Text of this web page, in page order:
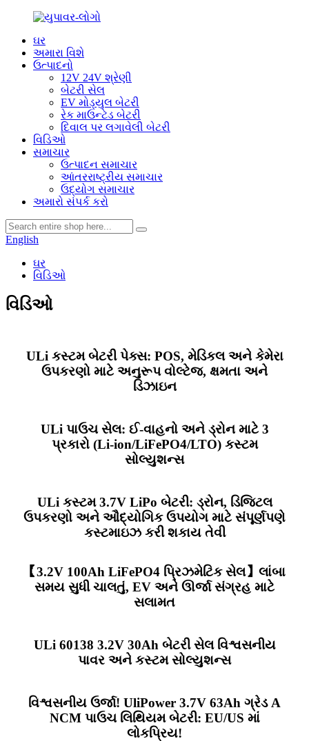
ઘર
અમારા વિશે
ઉત્પાદનો
12V 24V શ્રેણી
બેટરી સેલ
EV મોડ્યુલ બેટરી
રેક માઉન્ટેડ બેટરી
દિવાલ પર લગાવેલી બેટરી
વિડિઓ
સમાચાર
ઉત્પાદન સમાચાર
આંતરરાષ્ટ્રીય સમાચાર
ઉદ્યોગ સમાચાર
અમારો સંપર્ક કરો
English
ઘર
વિડિઓ
વિડિઓ
ULi કસ્ટમ બેટરી પેક્સ: POS, મેડિકલ અને કેમેરા
ઉપકરણો માટે અનુરૂપ વોલ્ટેજ, ક્ષમતા અને
ડિઝાઇન
ULi પાઉચ સેલ: ઈ-વાહનો અને ડ્રોન માટે 3
પ્રકારો (Li-ion/LiFePO4/LTO) કસ્ટમ
સોલ્યુશન્સ
ULi કસ્ટમ 3.7V LiPo બેટરી: ડ્રોન, ડિજિટલ
ઉપકરણો અને ઔદ્યોગિક ઉપયોગ માટે સંપૂર્ણપણે
કસ્ટમાઇઝ કરી શકાય તેવી
【3.2V 100Ah LiFePO4 પ્રિઝમેટિક સેલ】લાંબા
સમય સુધી ચાલતું, EV અને ઊર્જા સંગ્રહ માટે
સલામત
ULi 60138 3.2V 30Ah બેટરી સેલ વિશ્વસનીય
પાવર અને કસ્ટમ સોલ્યુશન્સ
વિશ્વસનીય ઉર્જા! UliPower 3.7V 63Ah ગ્રેડ A
NCM પાઉચ લિથિયમ બેટરી: EU/US માં
લોકપ્રિય!